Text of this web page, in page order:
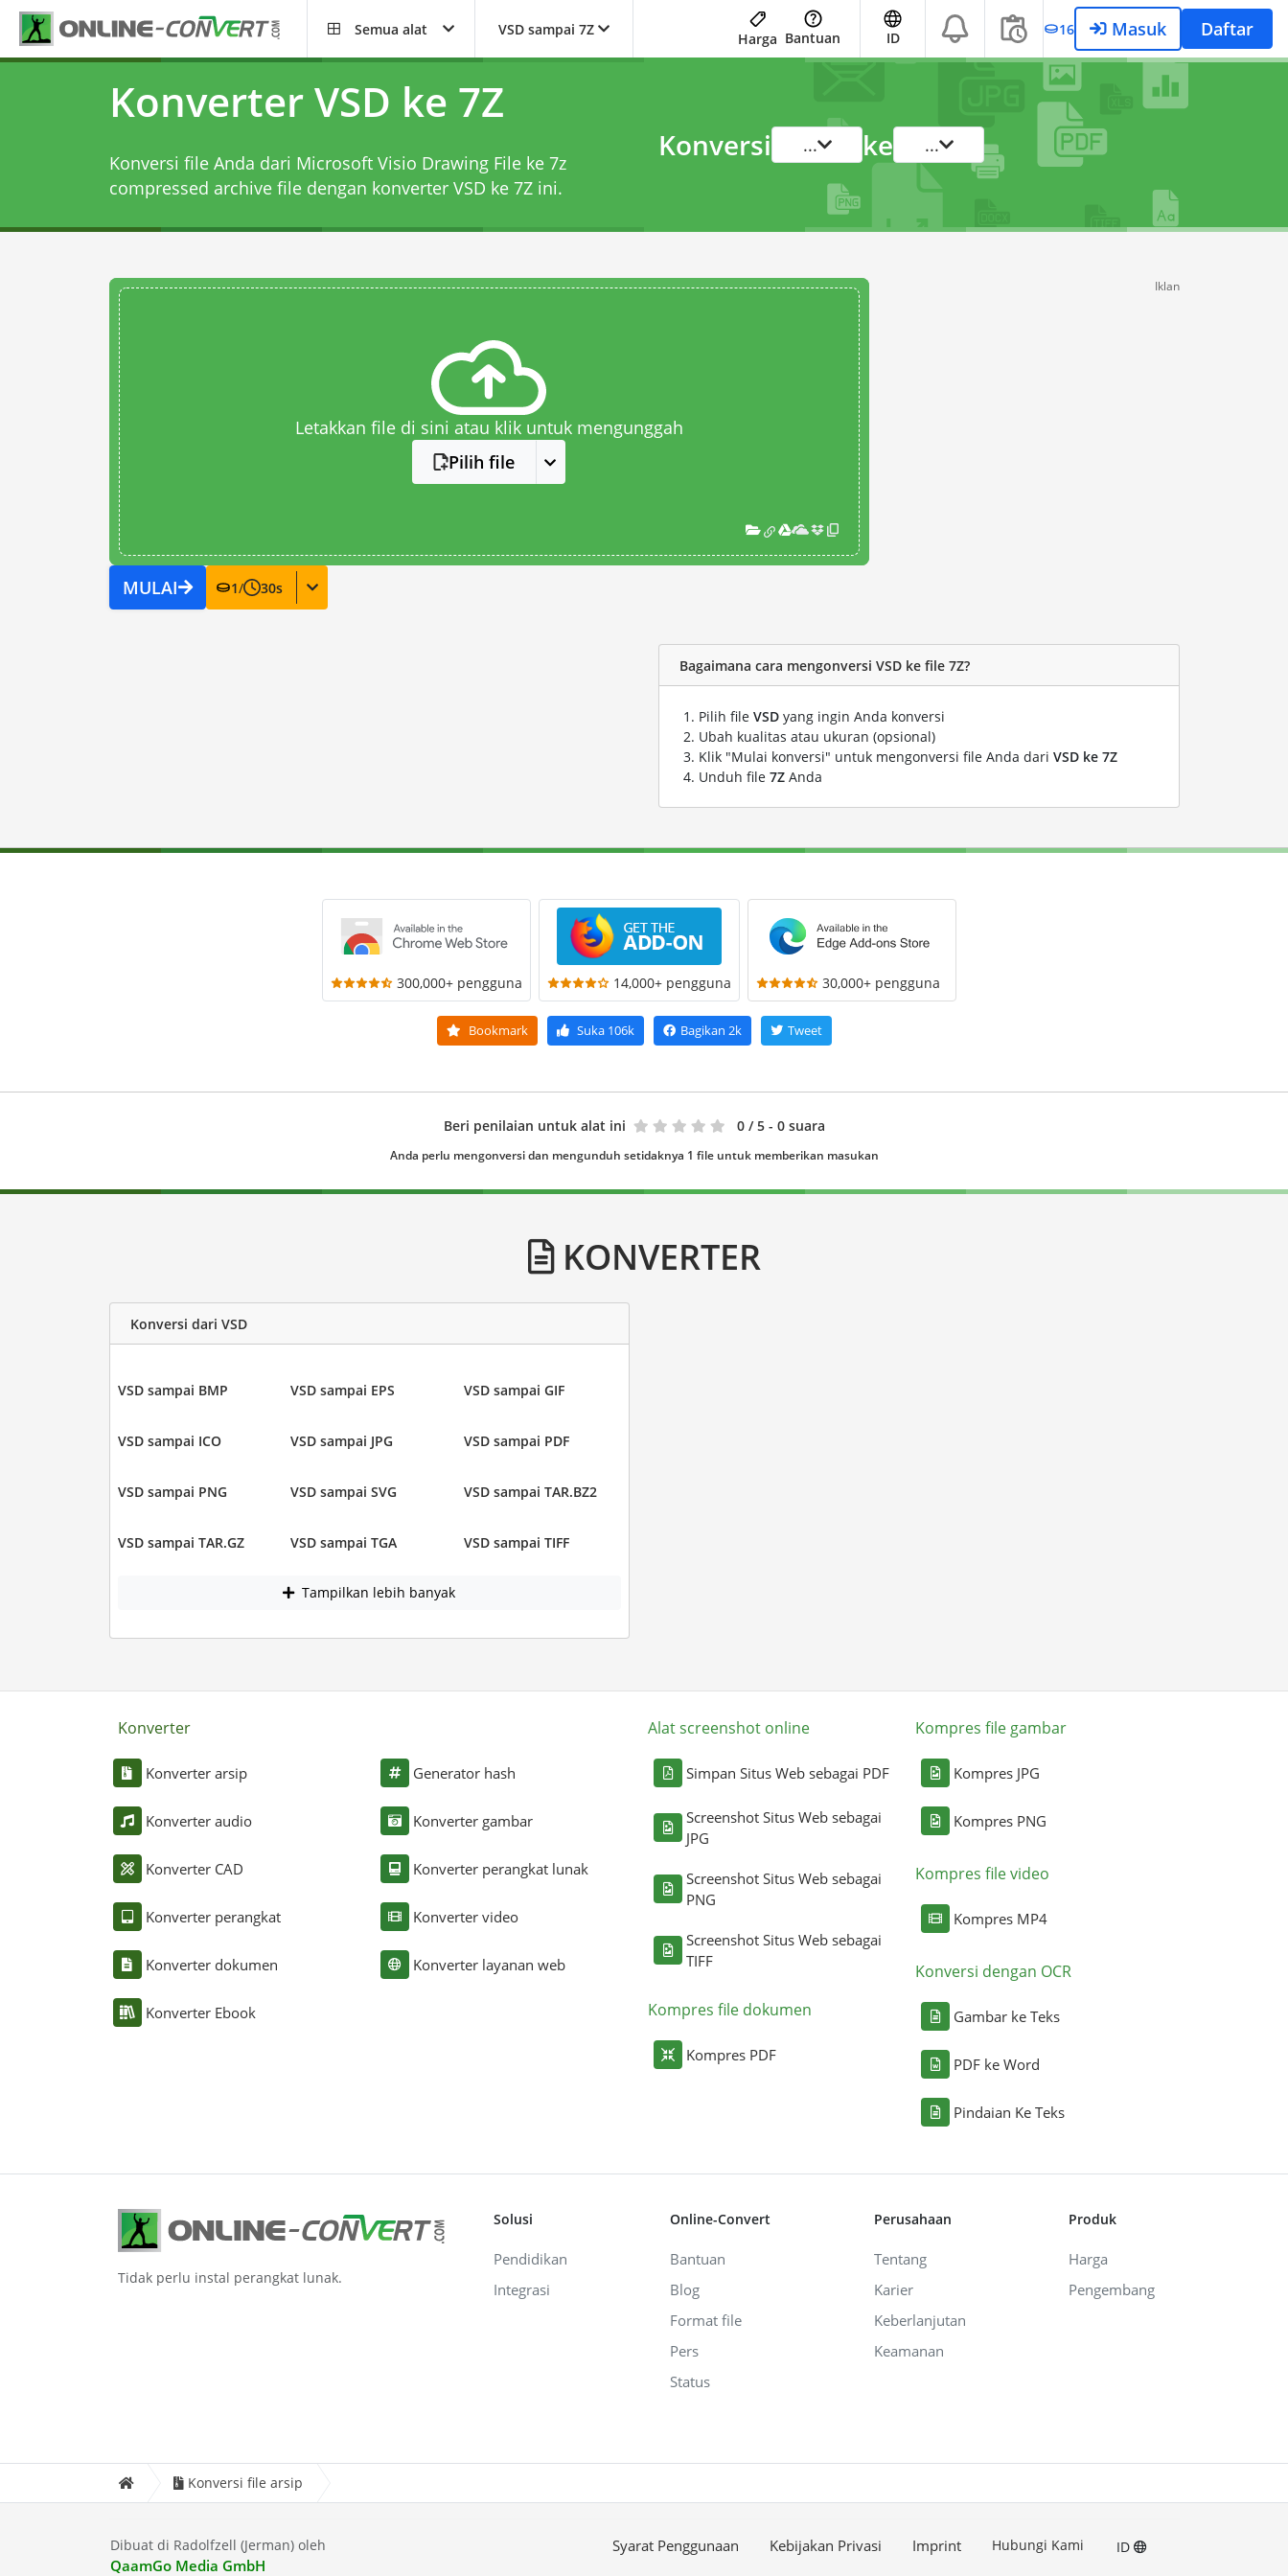
Semua alat VSD sampai 7Z
Harga Bantuan ID 16 Masuk Daftar
Konverter VSD ke 7Z
Konversi file Anda dari Microsoft Visio Drawing File ke 7z
compressed archive file dengan konverter VSD ke 7Zini.
Konversi ... ke ...
Letakkan file di sini atau klik untuk mengunggah
Pilih file
MULAI 1/ 30s
Iklan
Bagaimana cara mengonversi VSD ke file 7Z?
Pilih file VSD yang ingin Anda konversi
Ubah kualitas atau ukuran (opsional)
Klik "Mulai konversi" untuk mengonversi file Anda dari VSD ke 7Z
Unduh file 7Z Anda
300,000+ pengguna 14,000+ pengguna 30,000+ pengguna
Bookmark Suka 106k Bagikan 2k Tweet
Beri penilaian untuk alat ini 0 / 5 - 0 suara
Anda perlu mengonversi dan mengunduh setidaknya 1 file untuk memberikan masukan
KONVERTER
Konversi dari VSD
VSD sampai BMP VSD sampai EPS VSD sampai GIF
VSD sampai ICO VSD sampai JPG VSD sampai PDF
VSD sampai PNG VSD sampai SVG VSD sampai TAR.BZ2
VSD sampai TAR.GZ VSD sampai TGA VSD sampai TIFF
Tampilkan lebih banyak
Konverter
Konverter arsip
Konverter audio
Konverter CAD
Konverter perangkat
Konverter dokumen
Konverter Ebook
Generator hash
Konverter gambar
Konverter perangkat lunak
Konverter video
Konverter layanan web
Alat screenshot online
Simpan Situs Web sebagai PDF
Screenshot Situs Web sebagai
JPG
Screenshot Situs Web sebagai
PNG
Screenshot Situs Web sebagai
TIFF
Kompres file dokumen
Kompres PDF
Kompres file gambar
Kompres JPG
Kompres PNG
Kompres file video
Kompres MP4
Konversi dengan OCR
Gambar ke Teks
PDF ke Word
Pindaian Ke Teks
Tidak perlu instal perangkat lunak.
Solusi
Pendidikan
Integrasi
Online-Convert
Bantuan
Blog
Format file
Pers
Status
Perusahaan
Tentang
Karier
Keberlanjutan
Keamanan
Produk
Harga
Pengembang
Konversi file arsip
Dibuat di Radolfzell (Jerman) oleh
QaamGo Media GmbH
Syarat Penggunaan Kebijakan Privasi Imprint Hubungi Kami ID